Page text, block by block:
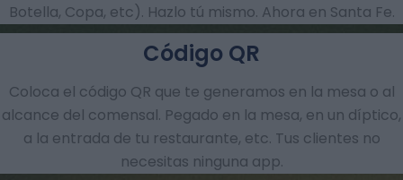
Botella, Copa, etc). Hazlo tú mismo. Ahora en Santa Fe.
Coloca el código QR que te generamos en la mesa o al
alcance del comensal. Pegado en la mesa, en un díptico,
a la entrada de tu restaurante, etc. Tus clientes no
necesitas ninguna app.
Código QR